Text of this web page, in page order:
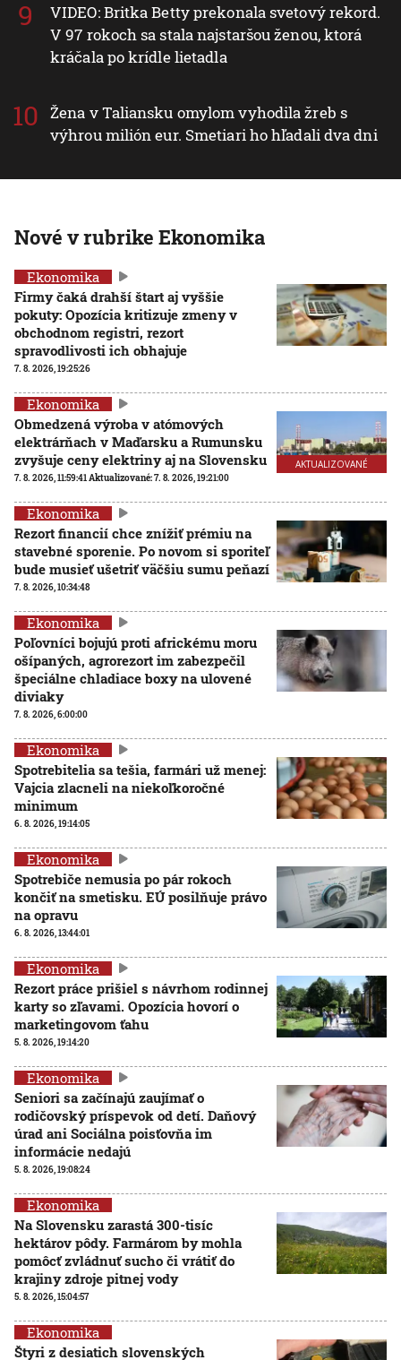
VIDEO: Britka Betty prekonala svetový rekord.
V 97 rokoch sa stala najstaršou ženou, ktorá
kráčala po krídle lietadla
Žena v Taliansku omylom vyhodila žreb s
výhrou milión eur. Smetiari ho hľadali dva dni
Nové v rubrike Ekonomika
Ekonomika
Firmy čaká drahší štart aj vyššie
pokuty: Opozícia kritizuje zmeny v
obchodnom registri, rezort
spravodlivosti ich obhajuje
7. 8. 2026, 19:25:26
AKTUALIZOVANÉ
Ekonomika
Obmedzená výroba v atómových
elektrárňach v Maďarsku a Rumunsku
zvyšuje ceny elektriny aj na Slovensku
7. 8. 2026, 11:59:41 Aktualizované:7. 8. 2026, 19:21:00
Ekonomika
Rezort financií chce znížiť prémiu na
stavebné sporenie. Po novom si sporiteľ
bude musieť ušetriť väčšiu sumu peňazí
7. 8. 2026, 10:34:48
Ekonomika
Poľovníci bojujú proti africkému moru
ošípaných, agrorezort im zabezpečil
špeciálne chladiace boxy na ulovené
diviaky
7. 8. 2026, 6:00:00
Ekonomika
Spotrebitelia sa tešia, farmári už menej:
Vajcia zlacneli na niekoľkoročné
minimum
6. 8. 2026, 19:14:05
Ekonomika
Spotrebiče nemusia po pár rokoch
končiť na smetisku. EÚ posilňuje právo
na opravu
6. 8. 2026, 13:44:01
Ekonomika
Rezort práce prišiel s návrhom rodinnej
karty so zľavami. Opozícia hovorí o
marketingovom ťahu
5. 8. 2026, 19:14:20
Ekonomika
Seniori sa začínajú zaujímať o
rodičovský príspevok od detí. Daňový
úrad ani Sociálna poisťovňa im
informácie nedajú
5. 8. 2026, 19:08:24
Ekonomika
Na Slovensku zarastá 300-tisíc
hektárov pôdy. Farmárom by mohla
pomôcť zvládnuť sucho či vrátiť do
krajiny zdroje pitnej vody
5. 8. 2026, 15:04:57
Ekonomika
Štyri z desiatich slovenských